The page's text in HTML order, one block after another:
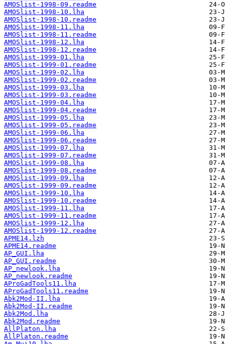
AMOSlist-1998-09.readme
AMOSlist-1998-10.lha
AMOSlist-1998-10.readme
AMOSlist-1998-11.lha
AMOSlist-1998-11.readme
AMOSlist-1998-12.lha
AMOSlist-1998-12.readme
AMOSlist-1999-01.lha
AMOSlist-1999-01.readme
AMOSlist-1999-02.lha
AMOSlist-1999-02.readme
AMOSlist-1999-03.lha
AMOSlist-1999-03.readme
AMOSlist-1999-04.lha
AMOSlist-1999-04.readme
AMOSlist-1999-05.lha
AMOSlist-1999-05.readme
AMOSlist-1999-06.lha
AMOSlist-1999-06.readme
AMOSlist-1999-07.lha
AMOSlist-1999-07.readme
AMOSlist-1999-08.lha
AMOSlist-1999-08.readme
AMOSlist-1999-09.lha
AMOSlist-1999-09.readme
AMOSlist-1999-10.lha
AMOSlist-1999-10.readme
AMOSlist-1999-11.lha
AMOSlist-1999-11.readme
AMOSlist-1999-12.lha
AMOSlist-1999-12.readme
APME14.lzh
APME14.readme
AP_GUI.lha
AP_GUI.readme
AP_newlook.lha
AP_newlook.readme
AProGadTools11.lha
AProGadTools11.readme
Abk2Mod-II.lha
Abk2Mod-II.readme
Abk2Mod.lha
Abk2Mod.readme
AllPlaton.lha
AllPlaton.readme